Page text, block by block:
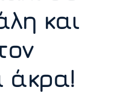
και
άκρα!